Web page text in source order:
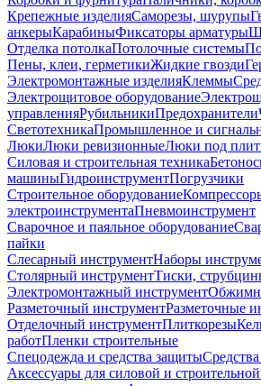
Крепежные изделияСаморезы, шурупы
анкерыКарабиныФиксаторы арматуры
Отделка потолкаПотолочные системы
Пены, клеи, герметикиЖидкие гвозди
Электромонтажные изделияКлеммы
Электрощитовое оборудование
управленияРубильникиПредохранители
СветотехникаПромышленное и
ЛюкиЛюки ревизионныеЛюки под
Силовая и строительная техника
машиныГидроинструментПогрузчики
Строительное оборудование
электроинструментаПневмоинструмент
Сварочное и паяльное оборудование
пайки
Слесарный инструментНаборы
Столярный инструментТиски,
Электромонтажный инструмент
Разметочный инструментРазметочные
Отделочный инструментПлиткорезы
работПленки строительные
Спецодежда и средства защиты
Аксессуары для силовой и